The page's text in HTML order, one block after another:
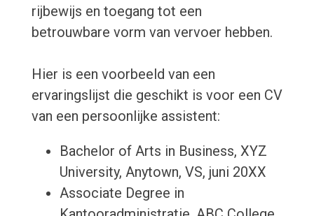
rijbewijs en toegang tot een
betrouwbare vorm van vervoer hebben.
Hier is een voorbeeld van een
ervaringslijst die geschikt is voor een CV
van een persoonlijke assistent:
Bachelor of Arts in Business, XYZ
University, Anytown, VS, juni 20XX
Associate Degree in